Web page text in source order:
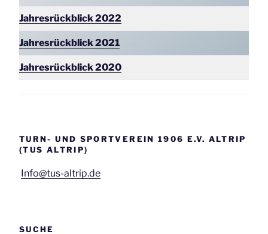
Jahresrückblick 2022
Jahresrückblick 2021
Jahresrückblick 2020
TURN- UND SPORTVEREIN 1906 E.V. ALTRIP
(TUS ALTRIP)
Info@tus-altrip.de
SUCHE